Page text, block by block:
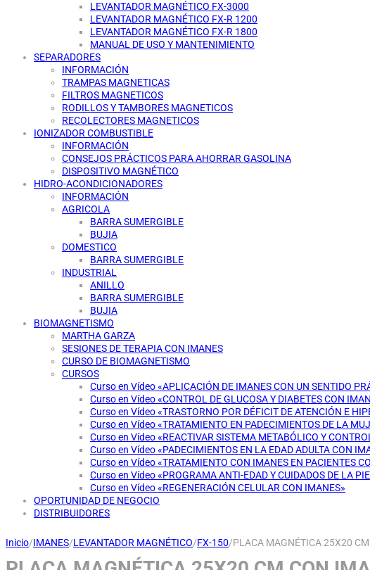
LEVANTADOR MAGNÉTICO FX-3000
LEVANTADOR MAGNÉTICO FX-R 1200
LEVANTADOR MAGNÉTICO FX-R 1800
MANUAL DE USO Y MANTENIMIENTO
SEPARADORES
INFORMACIÓN
TRAMPAS MAGNETICAS
FILTROS MAGNETICOS
RODILLOS Y TAMBORES MAGNETICOS
RECOLECTORES MAGNETICOS
IONIZADOR COMBUSTIBLE
INFORMACIÓN
CONSEJOS PRÁCTICOS PARA AHORRAR GASOLINA
DISPOSITIVO MAGNÉTICO
HIDRO-ACONDICIONADORES
INFORMACIÓN
AGRICOLA
BARRA SUMERGIBLE
BUJIA
DOMESTICO
BARRA SUMERGIBLE
INDUSTRIAL
ANILLO
BARRA SUMERGIBLE
BUJIA
BIOMAGNETISMO
MARTHA GARZA
SESIONES DE TERAPIA CON IMANES
CURSO DE BIOMAGNETISMO
CURSOS
Curso en Vídeo «APLICACIÓN DE IMANES CON UN SENTIDO
Curso en Vídeo «CONTROL DE GLUCOSA Y DIABETES CON
Curso en Vídeo «TRASTORNO POR DÉFICIT DE ATENCIÓN E
Curso en Vídeo «TRATAMIENTO EN PADECIMIENTOS DE LA
Curso en Vídeo «REACTIVAR SISTEMA METABÓLICO Y
Curso en Vídeo «PADECIMIENTOS EN LA EDAD ADULTA CON
Curso en Vídeo «TRATAMIENTO CON IMANES EN PACIENTES
Curso en Vídeo «PROGRAMA ANTI-EDAD Y CUIDADOS DE LA
Curso en Vídeo «REGENERACIÓN CELULAR CON IMANES»
OPORTUNIDAD DE NEGOCIO
DISTRIBUIDORES
Inicio/IMANES/LEVANTADOR MAGNÉTICO/FX-150/PLACA MAGNÉTICA 25X20